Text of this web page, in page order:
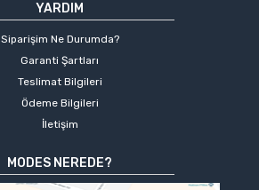
YARDIM
Siparişim Ne Durumda?
Garanti Şartları
Teslimat Bilgileri
Ödeme Bilgileri
İletişim
MODES NEREDE?